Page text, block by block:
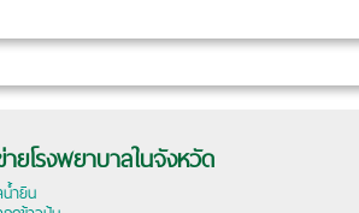
ายโรงพยาบาลในจังหวัด
น้ำยืน